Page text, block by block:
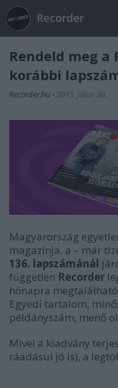
Recorder
Rendeld meg a
korábbi
Recorder.hu • 2015. július 30.
Magyarország
magazinja, a – már
136. lapszámánál
független Recorder
hónapra megtalálható
Egyedi tartalom,
példányszám, menő
Mivel a kiadvány
ráadásul jó is), a